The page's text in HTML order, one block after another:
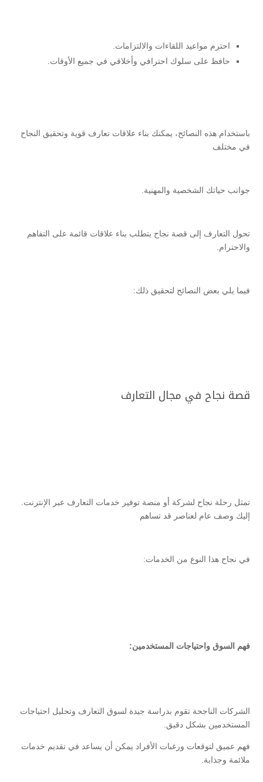
احترم مواعيد اللقاءات والالتزامات.
حافظ على سلوك احترافي وأخلاقي في جميع الأوقات.
باستخدام هذه النصائح، يمكنك بناء علاقات تعارف قوية وتحقيق النجاح
في مختلف
جوانب حياتك الشخصية والمهنية.
تحول التعارف إلى قصة نجاح يتطلب بناء علاقات قائمة على التفاهم
والاحترام.
فيما يلي بعض النصائح لتحقيق ذلك:
قصة نجاح في مجال التعارف
تمثل رحلة نجاح لشركة أو منصة توفير خدمات التعارف عبر الإنترنت.
إليك وصف عام لعناصر قد تساهم
في نجاح هذا النوع من الخدمات:
فهم السوق واحتياجات المستخدمين:
الشركات الناجحة تقوم بدراسة جيدة لسوق التعارف وتحليل احتياجات
المستخدمين بشكل دقيق.
فهم عميق لتوقعات ورغبات الأفراد يمكن أن يساعد في تقديم خدمات
ملائمة وجذابة.